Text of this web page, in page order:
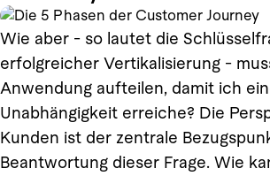
Wie aber - so lautet die
erfolgreicher Vertikalisierung -
Anwendung aufteilen, damit ich
Unabhängigkeit erreiche? Die
Kunden ist der zentrale
Beantwortung dieser Frage. Wie